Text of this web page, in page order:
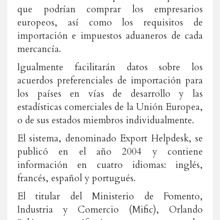
que podrían comprar los empresarios
europeos, así como los requisitos de
importación e impuestos aduaneros de cada
mercancía.
Igualmente facilitarán datos sobre los
acuerdos preferenciales de importación para
los países en vías de desarrollo y las
estadísticas comerciales de la Unión Europea,
o de sus estados miembros individualmente.
El sistema, denominado Export Helpdesk, se
publicó en el año 2004 y contiene
información en cuatro idiomas: inglés,
francés, español y portugués.
El titular del Ministerio de Fomento,
Industria y Comercio (Mific), Orlando